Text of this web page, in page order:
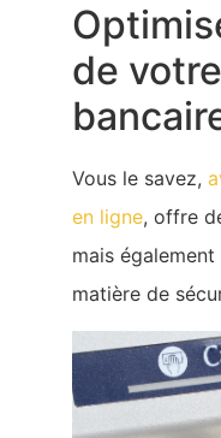
de
Vous le savez,
en ligne, offre
mais
matière de